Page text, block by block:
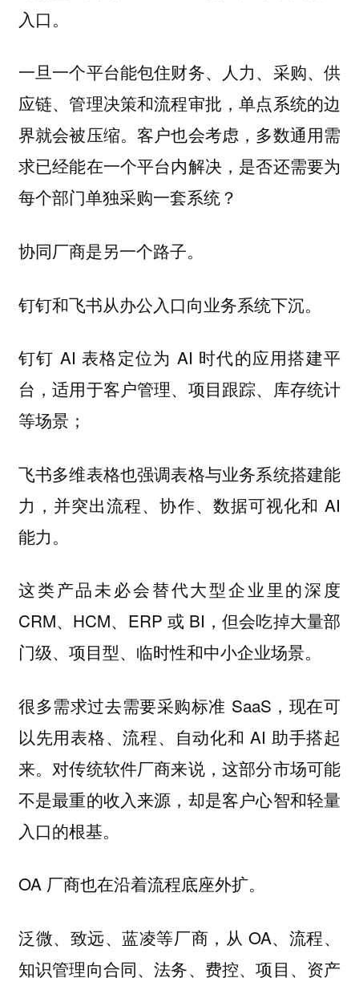
入口。
一旦一个平台能包住财务、人力、采购、供
应链、管理决策和流程审批，单点系统的边
界就会被压缩。客户也会考虑，多数通用需
求已经能在一个平台内解决，是否还需要为
每个部门单独采购一套系统？
协同厂商是另一个路子。
钉钉和飞书从办公入口向业务系统下沉。
钉钉 AI 表格定位为 AI 时代的应用搭建平
台，适用于客户管理、项目跟踪、库存统计
等场景；
飞书多维表格也强调表格与业务系统搭建能
力，并突出流程、协作、数据可视化和 AI
能力。
这类产品未必会替代大型企业里的深度
CRM、HCM、ERP 或 BI，但会吃掉大量部
门级、项目型、临时性和中小企业场景。
很多需求过去需要采购标准 SaaS，现在可
以先用表格、流程、自动化和 AI 助手搭起
来。对传统软件厂商来说，这部分市场可能
不是最重的收入来源，却是客户心智和轻量
入口的根基。
OA 厂商也在沿着流程底座外扩。
泛微、致远、蓝凌等厂商，从 OA、流程、
知识管理向合同、法务、费控、项目、资产